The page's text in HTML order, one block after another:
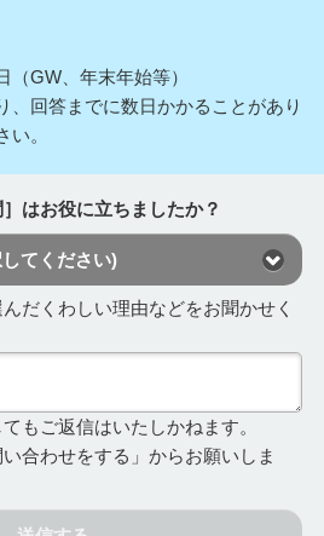
GW、年末年始等）
回答までに数日かかることがあり
い。
はお役に立ちましたか？
てください)
だくわしい理由などをお聞かせく
もご返信はいたしかねます。
合わせをする」からお願いしま